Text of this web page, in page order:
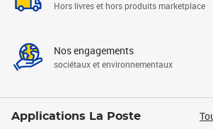
Hors livres et hors produits marketplace
Nos engagements
sociétaux et environnementaux
Applications La Poste